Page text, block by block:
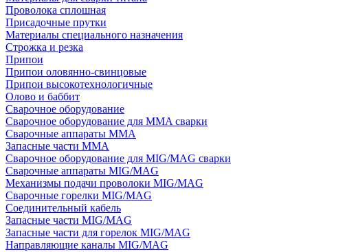
Проволока сплошная
Присадочные прутки
Материалы специального назначения
Строжка и резка
Припои
Припои оловянно-свинцовые
Припои высокотехнологичные
Олово и баббит
Сварочное оборудование
Сварочное оборудование для MMA сварки
Сварочные аппараты MMA
Запасные части MMA
Сварочное оборудование для MIG/MAG сварки
Сварочные аппараты MIG/MAG
Механизмы подачи проволоки MIG/MAG
Сварочные горелки MIG/MAG
Соединительный кабель
Запасные части MIG/MAG
Запасные части для горелок MIG/MAG
Направляющие каналы MIG/MAG